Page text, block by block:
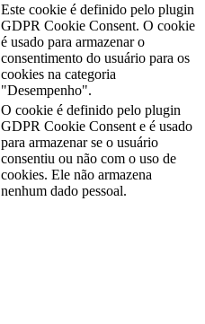
Este cookie é definido pelo plugin
GDPR Cookie Consent. O cookie
é usado para armazenar o
consentimento do usuário para os
cookies na categoria
"Desempenho".
O cookie é definido pelo plugin
GDPR Cookie Consent e é usado
para armazenar se o usuário
consentiu ou não com o uso de
cookies. Ele não armazena
nenhum dado pessoal.